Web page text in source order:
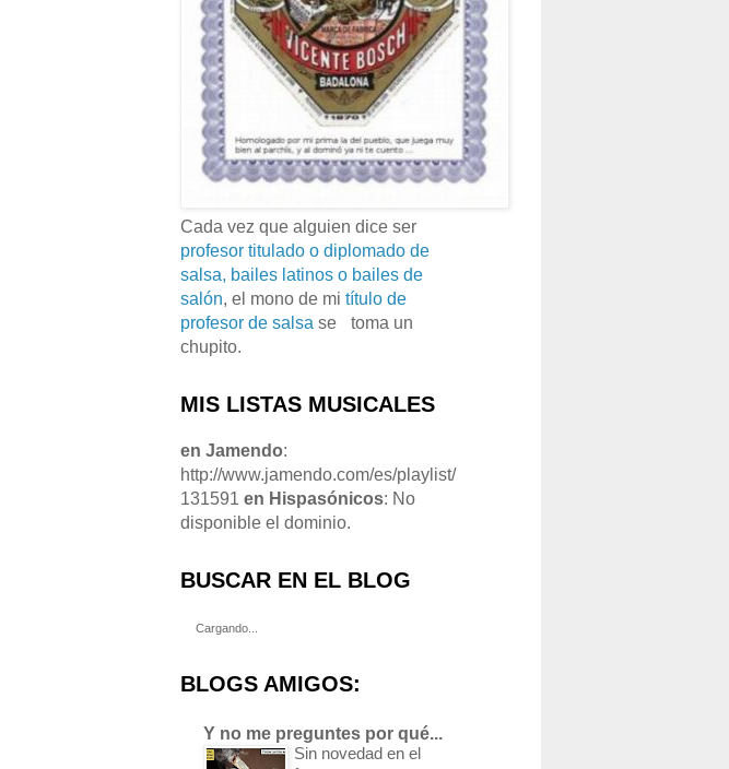
Cada vez que alguien dice ser
profesor titulado o diplomado de
salsa, bailes latinos o bailes de
salón, el mono de mi título de
profesor de salsa se
toma un
chupito.
MIS LISTAS MUSICALES
en Jamendo:
http://www.jamendo.com/es/playlist/
131591 en Hispasónicos: No
disponible el dominio.
BUSCAR EN EL BLOG
Cargando...
BLOGS AMIGOS:
Y no me preguntes por qué...
Sin novedad en el